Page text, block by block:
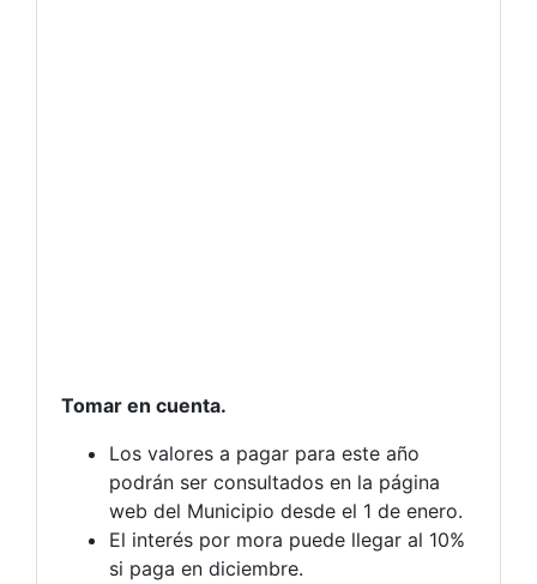
Tomar en cuenta.
Los valores a pagar para este año
podrán ser consultados en la página
web del Municipio desde el 1 de enero.
El interés por mora puede llegar al 10%
si paga en diciembre.